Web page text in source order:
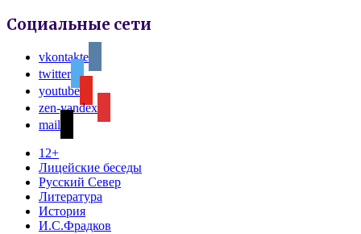
Социальные сети
vkontakte
twitter
youtube
zen-yandex
mail
12+
Лицейские беседы
Русский Север
Литература
История
И.С.Фрадков